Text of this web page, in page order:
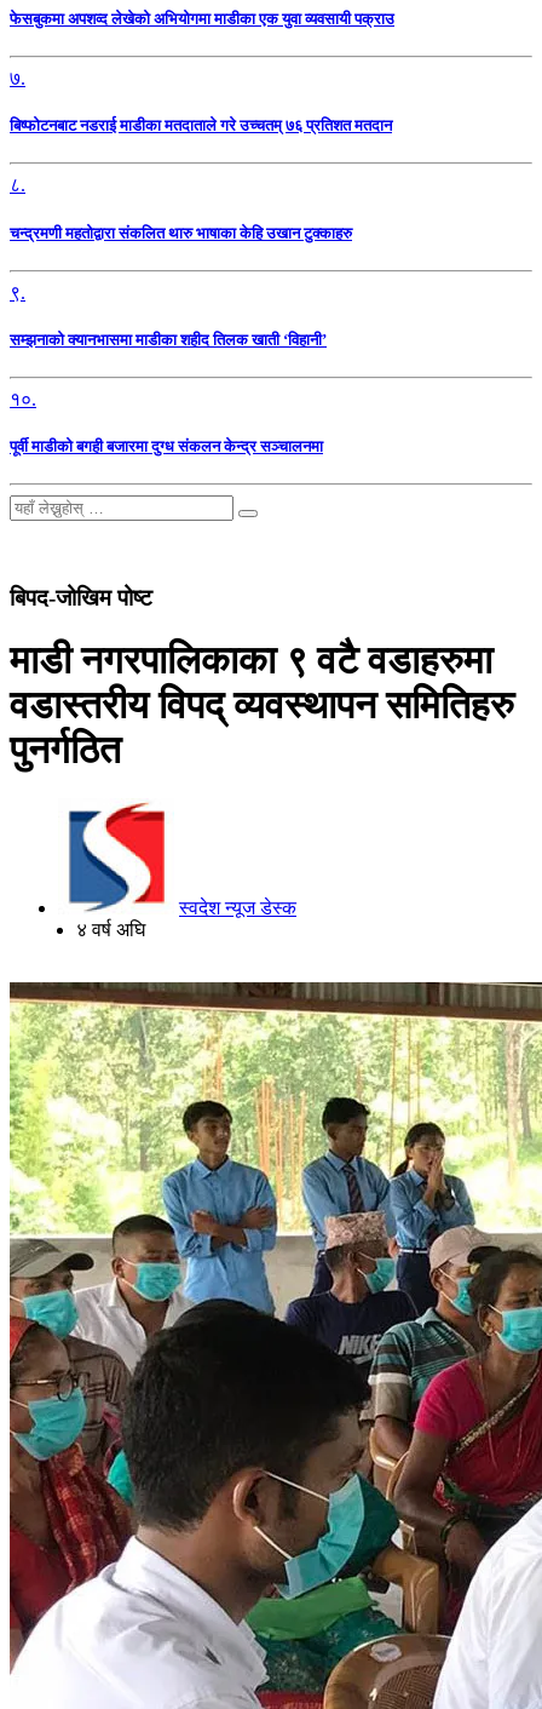
फेसबुकमा अपशव्द लेखेको अभियोगमा माडीका एक युवा व्यवसायी पक्राउ
७.
बिष्फोटनबाट नडराई माडीका मतदाताले गरे उच्चतम् ७६ प्रतिशत मतदान
८.
चन्द्रमणी महतोद्वारा संकलित थारु भाषाका केहि उखान टुक्काहरु
९.
सम्झनाको क्यानभासमा माडीका शहीद तिलक खाती ‘विहानी’
१०.
पूर्वी माडीको बगही बजारमा दुग्ध संकलन केन्द्र सञ्चालनमा
बिपद-जोखिम पोष्ट
माडी नगरपालिकाका ९ वटै वडाहरुमा
वडास्तरीय विपद् व्यवस्थापन समितिहरु
पुनर्गठित
स्वदेश न्यूज डेस्क
४ वर्ष अघि